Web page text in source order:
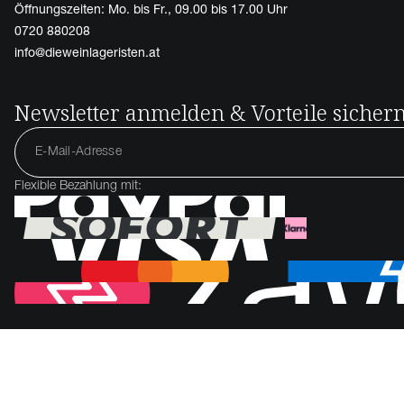
Öffnungszeiten: Mo. bis Fr., 09.00 bis 17.00 Uhr
0720 880208
info@dieweinlageristen.at
Newsletter anmelden & Vorteile
Flexible Bezahlung mit: